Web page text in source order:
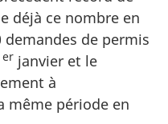
déjà ce nombre en
demandes de permis
er janvier et le
à
même période en